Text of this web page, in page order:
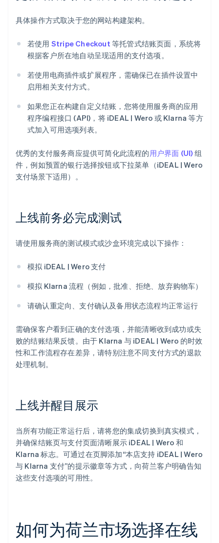
具体操作方式取决于您的网站构建架构。
若使用 Stripe Checkout 等托管式结账页面，系统将
根据客户所在地自动呈现适用的支付选项。
若使用电商插件或扩展程序，需确保已在插件设置中
启用相关支付方式。
如果您正在构建自定义结账，您将使用服务商的应用
程序编程接口 (API)，将 iDEAL | Wero 或 Klarna 等方
式加入可用选项列表。
优秀的支付服务商应提供可简化此流程的用户界面 (UI) 组
件，例如预置的银行选择按钮或下拉菜单（iDEAL | Wero
支付场景下适用）。
上线前务必完成测试
请使用服务商的测试模式或沙盒环境完成以下操作：
模拟 iDEAL | Wero 支付
模拟 Klarna 流程（例如，批准、拒绝、放弃购物车）
请确认重定向、支付确认及备用状态流程均正常运行
需确保客户看到正确的支付选项，并能清晰收到成功或失
败的结账结果反馈。由于 Klarna 与 iDEAL | Wero 的时效
性和工作流程存在差异，请特别注意不同支付方式的退款
处理机制。
上线并醒目展示
当所有功能正常运行后，请将您的集成切换到真实模式，
并确保结账页与支付页面清晰展示 iDEAL | Wero 和
Klarna 标志。可通过在页脚添加“本店支持 iDEAL | Wero
与 Klarna 支付”的提示徽章等方式，向荷兰客户明确告知
这些支付选项的可用性。
如何为荷兰市场选择在线